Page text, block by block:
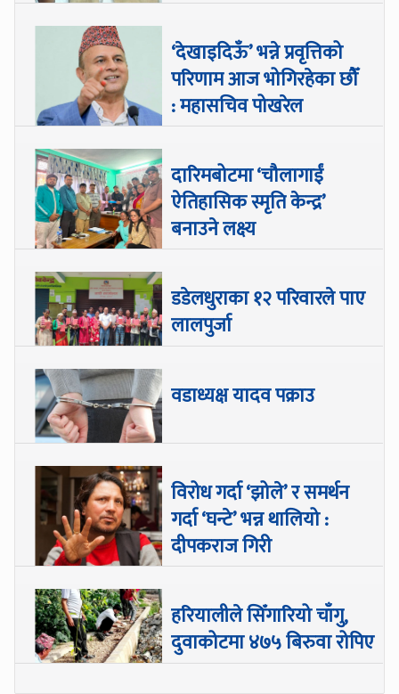
‘देखाइदिऊँ’ भन्ने प्रवृत्तिको
परिणाम आज भोगिरहेका छौँ
: महासचिव पोखरेल
दारिमबोटमा ‘चौलागाईं
ऐतिहासिक स्मृति केन्द्र’
बनाउने लक्ष्य
डडेलधुराका १२ परिवारले पाए
लालपुर्जा
वडाध्यक्ष यादव पक्राउ
विरोध गर्दा ‘झोले’ र समर्थन
गर्दा ‘घन्टे’ भन्न थालियो :
दीपकराज गिरी
हरियालीले सिँगारियो चाँगु,
दुवाकोटमा ४७५ बिरुवा रोपिए